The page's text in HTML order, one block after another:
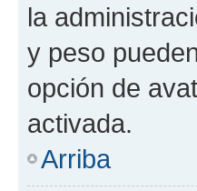
la
y peso
opción de
activada.
Arriba